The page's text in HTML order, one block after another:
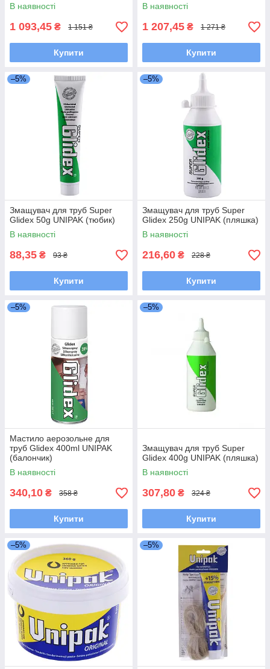
В наявності
1 093,45 ₴ 1 151 ₴
Купити
В наявності
1 207,45 ₴ 1 271 ₴
Купити
–5%
Змащувач для труб Super
Glidex 50g UNIPAK (тюбик)
В наявності
88,35 ₴ 93 ₴
Купити
–5%
Змащувач для труб Super
Glidex 250g UNIPAK (пляшка)
В наявності
216,60 ₴ 228 ₴
Купити
–5%
Мастило аерозольне для
труб Glidex 400ml UNIPAK
(балончик)
В наявності
340,10 ₴ 358 ₴
Купити
–5%
Змащувач для труб Super
Glidex 400g UNIPAK (пляшка)
В наявності
307,80 ₴ 324 ₴
Купити
–5% –5%